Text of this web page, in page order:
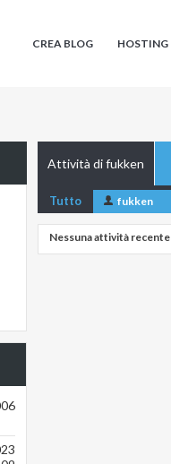
CREA BLOG HOSTING
Attività di fukken
Tutto fukken
Nessuna attività recente